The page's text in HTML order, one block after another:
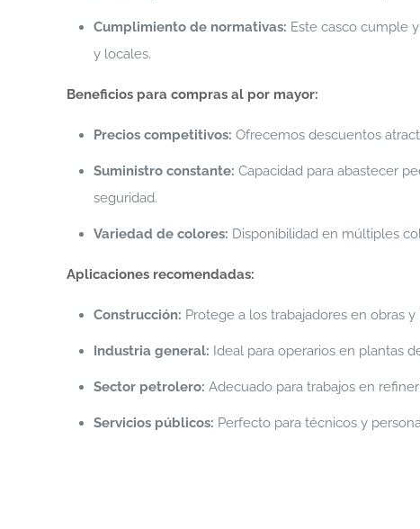
Cumplimiento de normativas: Este casco cumple
y locales.
Beneficios para compras al por mayor:
Precios competitivos: Ofrecemos descuentos
Suministro constante: Capacidad para abastecer
seguridad.
Variedad de colores: Disponibilidad en múltiples
Aplicaciones recomendadas:
Construcción: Protege a los trabajadores en obras
Industria general: Ideal para operarios en plantas
Sector petrolero: Adecuado para trabajos en
Servicios públicos: Perfecto para técnicos y